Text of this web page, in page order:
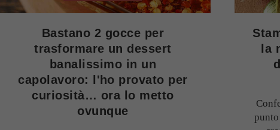
Bastano 2 gocce per
trasformare un dessert
banalissimo in un
capolavoro: l'ho provato per
curiosità… ora lo metto
ovunque
la